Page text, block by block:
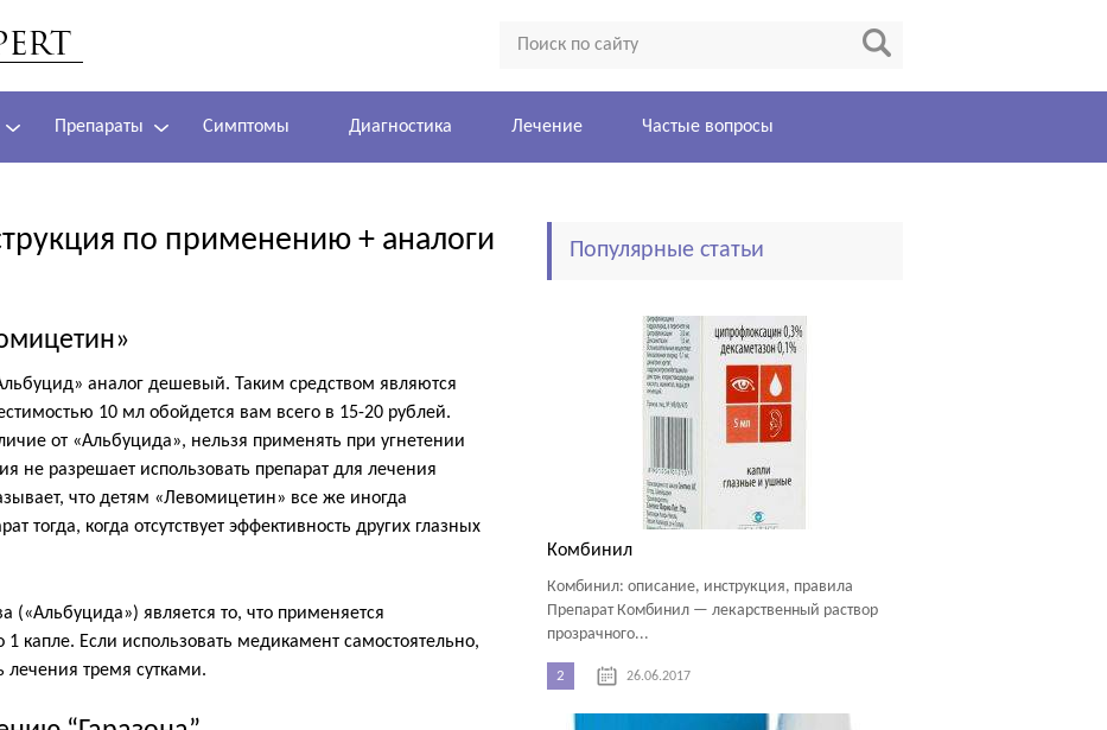
Препараты Симптомы Диагностика Лечение Частые вопросы
по применению + аналоги
аналог дешевый. Таким средством являются
10 мл обойдется вам всего в 15-20 рублей.
от «Альбуцида», нельзя применять при угнетении
не разрешает использовать препарат для лечения
что детям «Левомицетин» все же иногда
тогда, когда отсутствует эффективность других глазных
(«Альбуцида») является то, что применяется
капле. Если использовать медикамент самостоятельно,
лечения тремя сутками.
Популярные статьи
Комбинил
Комбинил: описание, инструкция, правила
Препарат Комбинил — лекарственный раствор
прозрачного...
2 26.06.2017